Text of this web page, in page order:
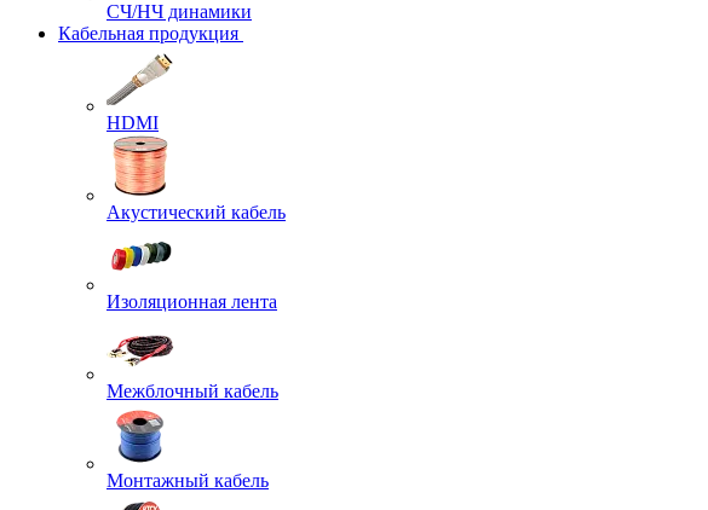
СЧ/НЧ динамики
Кабельная продукция
HDMI
Акустический кабель
Изоляционная лента
Межблочный кабель
Монтажный кабель